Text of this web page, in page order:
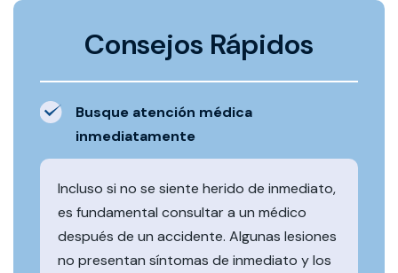
Consejos Rápidos
Busque atención médica
inmediatamente
Incluso si no se siente herido de inmediato,
es fundamental consultar a un médico
después de un accidente. Algunas lesiones
no presentan síntomas de inmediato y los